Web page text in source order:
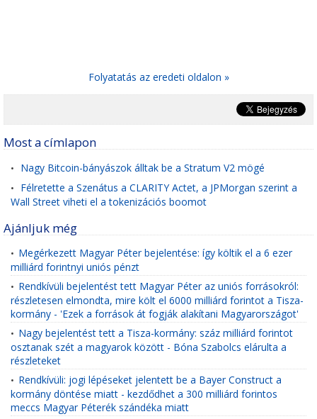
Folyatatás az eredeti oldalon »
Most a címlapon
• Nagy Bitcoin-bányászok álltak be a Stratum V2 mögé
• Félretette a Szenátus a CLARITY Actet, a JPMorgan szerint a
Wall Street viheti el a tokenizációs boomot
Ajánljuk még
• Megérkezett Magyar Péter bejelentése: így költik el a 6 ezer
milliárd forintnyi uniós pénzt
• Rendkívüli bejelentést tett Magyar Péter az uniós forrásokról:
részletesen elmondta, mire költ el 6000 milliárd forintot a Tisza-
kormány - 'Ezek a források át fogják alakítani Magyarországot'
• Nagy bejelentést tett a Tisza-kormány: száz milliárd forintot
osztanak szét a magyarok között - Bóna Szabolcs elárulta a
részleteket
• Rendkívüli: jogi lépéseket jelentett be a Bayer Construct a
kormány döntése miatt - kezdődhet a 300 milliárd forintos
meccs Magyar Péterék szándéka miatt